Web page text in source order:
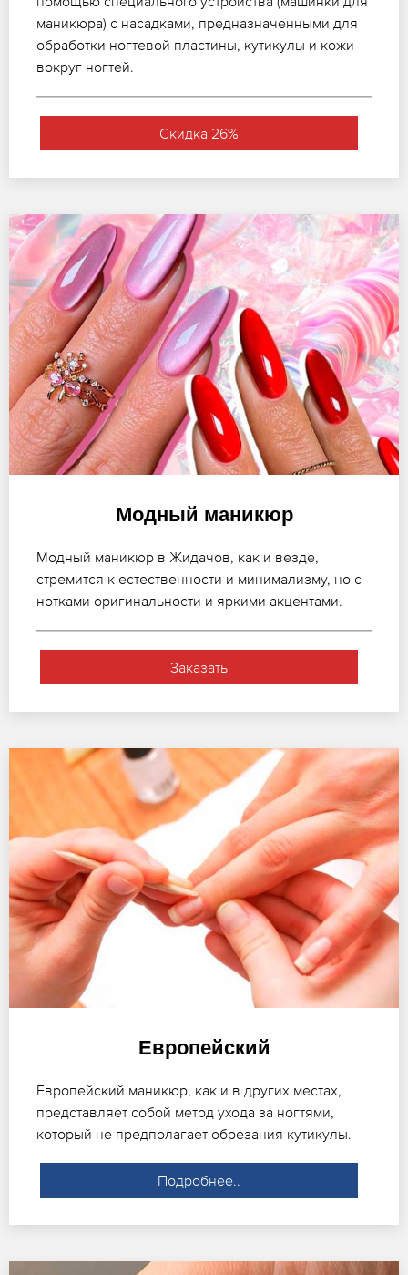
маникюра) с насадками, предназначенными для
обработки ногтевой пластины, кутикулы и кожи
вокруг ногтей.
Скидка 26%
Модный маникюр
Модный маникюр в Жидачов, как и везде,
стремится к естественности и минимализму, но с
нотками оригинальности и яркими акцентами.
Заказать
Европейский
Европейский маникюр, как и в других местах,
представляет собой метод ухода за ногтями,
который не предполагает обрезания кутикулы.
Подробнее..